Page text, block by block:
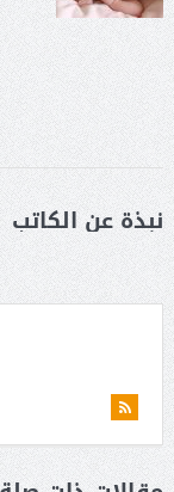
نبذة عن الكاتب